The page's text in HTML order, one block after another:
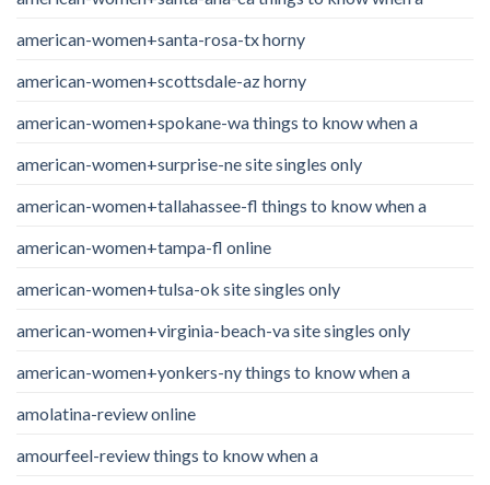
american-women+santa-rosa-tx horny
american-women+scottsdale-az horny
american-women+spokane-wa things to know when a
american-women+surprise-ne site singles only
american-women+tallahassee-fl things to know when a
american-women+tampa-fl online
american-women+tulsa-ok site singles only
american-women+virginia-beach-va site singles only
american-women+yonkers-ny things to know when a
amolatina-review online
amourfeel-review things to know when a